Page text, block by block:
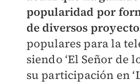
popularidad por
de diversos
populares para la
siendo ‘El Señor de
su participación en